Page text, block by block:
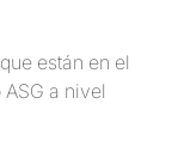
están en el
a nivel